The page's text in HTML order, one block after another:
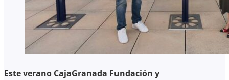
Este verano CajaGranada Fundación y